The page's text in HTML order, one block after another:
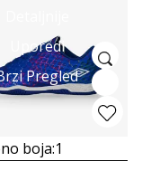
Uporedi
Pregled
boja:1